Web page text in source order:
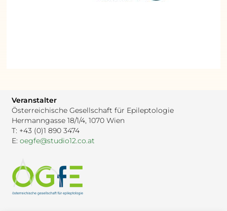
Veranstalter
Österreichische Gesellschaft für Epileptologie
Hermanngasse 18/1/4, 1070 Wien
T: +43 (0)1 890 3474
E:oegfe@studio12.co.at